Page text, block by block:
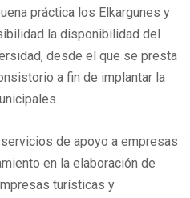
práctica los Elkargunes y
la disponibilidad del
desde el que se presta
a fin de implantar la
de apoyo a empresas
en la elaboración de
turísticas y